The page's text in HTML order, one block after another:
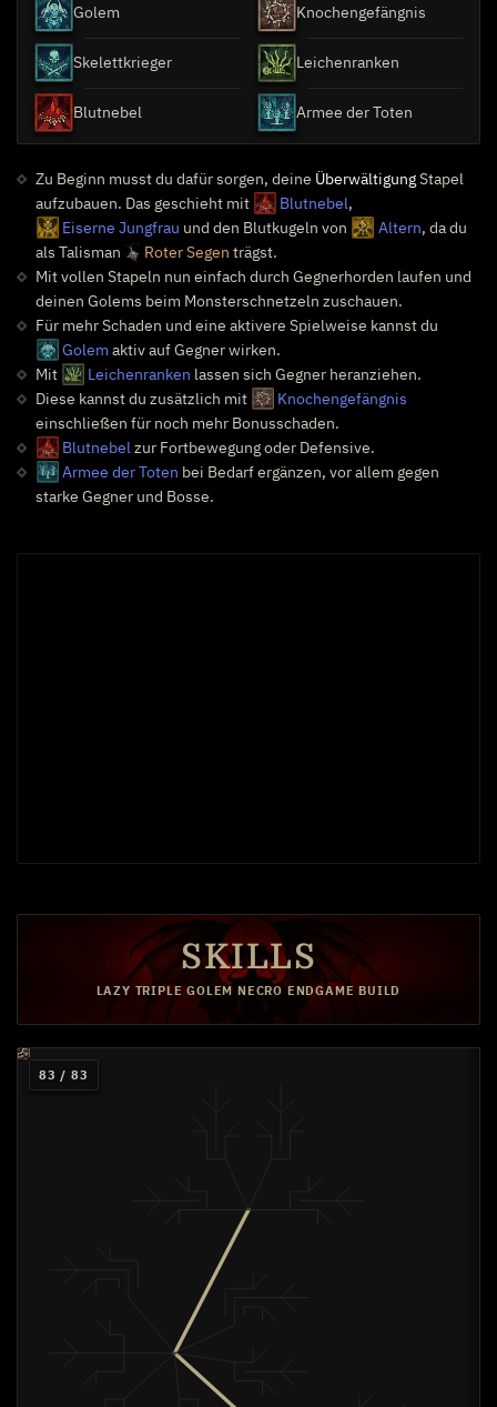
Golem Knochengefängnis
Skelettkrieger Leichenranken
Blutnebel Armee der Toten
Zu Beginn musst du dafür sorgen, deine ÜberwältigungStapel
aufzubauen. Das geschieht mit
Blutnebel,
Eiserne Jungfrau und den Blutkugeln von Altern, da du
als Talisman
Roter Segen trägst.
Mit vollen Stapeln nun einfach durch Gegnerhorden laufen und
deinen Golems beim Monsterschnetzeln zuschauen.
Für mehr Schaden und eine aktivere Spielweise kannst du
Golemaktiv auf Gegner wirken.
Mit
Leichenranken lassen sich Gegner heranziehen.
Diese kannst du zusätzlich mit
Knochengefängnis
einschließen für noch mehr Bonusschaden.
Blutnebelzur Fortbewegung oder Defensive.
Armee der Toten bei Bedarf ergänzen, vor allem gegen
starke Gegner und Bosse.
SKILLS
LAZY TRIPLE GOLEM NECRO ENDGAME BUILD
83 / 83
15
1
15
1
1
15
10
1